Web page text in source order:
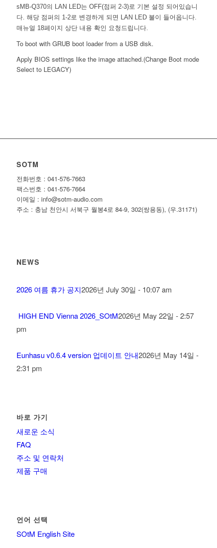
sMB-Q370의 LAN LED는 OFF(점퍼 2-3)로 기본 설정 되어있습니
다. 해당 점퍼의 1-2로 변경하게 되면 LAN LED 불이 들어옵니다.
매뉴얼 18페이지 상단 내용 확인 요청드립니다.
To boot with GRUB boot loader from a USB disk.
Apply BIOS settings like the image attached.(Change Boot mode
Select to LEGACY)
SOTM
전화번호 : 041-576-7663
팩스번호 : 041-576-7664
이메일 : info@sotm-audio.com
주소 : 충남 천안시 서북구 월봉4로 84-9, 302(쌍용동), (우.31171)
NEWS
2026 여름 휴가 공지2026년 July 30일 - 10:07 am
HIGH END Vienna 2026_SOtM2026년 May 22일 - 2:57
pm
Eunhasu v0.6.4 version 업데이트 안내2026년 May 14일 -
2:31 pm
바로 가기
새로운 소식
FAQ
주소 및 연락처
제품 구매
언어 선택
SOtM English Site